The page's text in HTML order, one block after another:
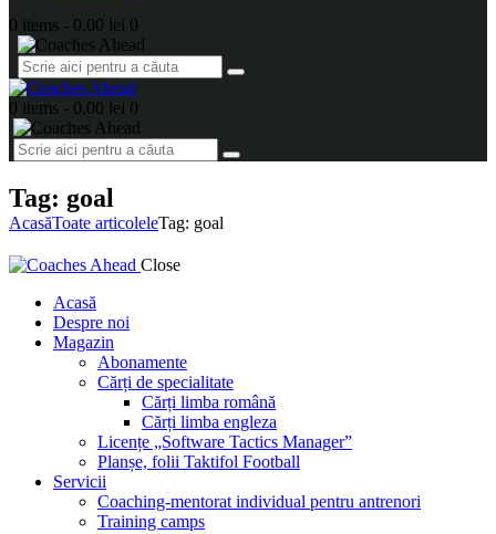
0 items - 0.00 lei 0
0 items - 0.00 lei 0
Tag: goal
AcasăToate articoleleTag: goal
Close
Acasă
Despre noi
Magazin
Abonamente
Cărți de specialitate
Cărți limba română
Cărți limba engleza
Licențe „Software Tactics Manager”
Planșe, folii Taktifol Football
Servicii
Coaching-mentorat individual pentru antrenori
Training camps